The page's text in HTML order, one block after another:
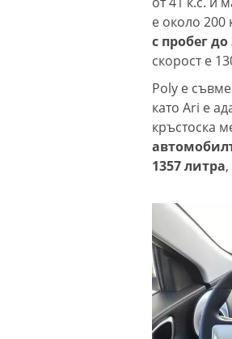
е около 200
с пробег
скорост е
Poly е
като Ari е
кръстоска
1357 литра